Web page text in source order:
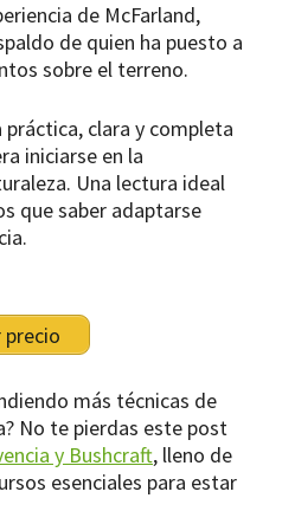
de McFarland,
de quien ha puesto a
sobre el terreno.
práctica, clara y completa
iniciarse en la
Una lectura ideal
que saber adaptarse
precio
más técnicas de
No te pierdas este post
y Bushcraft, lleno de
esenciales para estar